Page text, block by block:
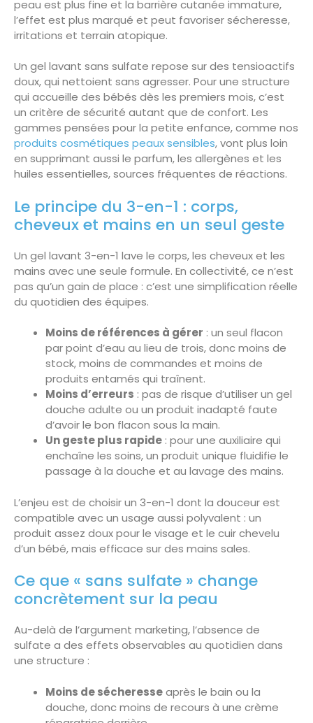
peau est plus fine et la barrière cutanée immature,
l’effet est plus marqué et peut favoriser sécheresse,
irritations et terrain atopique.
Un gel lavant sans sulfate repose sur des tensioactifs
doux, qui nettoient sans agresser. Pour une structure
qui accueille des bébés dès les premiers mois, c’est
un critère de sécurité autant que de confort. Les
gammes pensées pour la petite enfance, comme nos
produits cosmétiques peaux sensibles, vont plus loin
en supprimant aussi le parfum, les allergènes et les
huiles essentielles, sources fréquentes de réactions.
Le principe du 3-en-1 : corps,
cheveux et mains en un seul geste
Un gel lavant 3-en-1 lave le corps, les cheveux et les
mains avec une seule formule. En collectivité, ce n’est
pas qu’un gain de place : c’est une simplification réelle
du quotidien des équipes.
Moins de références à gérer : un seul flacon
par point d’eau au lieu de trois, donc moins de
stock, moins de commandes et moins de
produits entamés qui traînent.
Moins d’erreurs : pas de risque d’utiliser un gel
douche adulte ou un produit inadapté faute
d’avoir le bon flacon sous la main.
Un geste plus rapide : pour une auxiliaire qui
enchaîne les soins, un produit unique fluidifie le
passage à la douche et au lavage des mains.
L’enjeu est de choisir un 3-en-1 dont la douceur est
compatible avec un usage aussi polyvalent : un
produit assez doux pour le visage et le cuir chevelu
d’un bébé, mais efficace sur des mains sales.
Ce que « sans sulfate » change
concrètement sur la peau
Au-delà de l’argument marketing, l’absence de
sulfate a des effets observables au quotidien dans
une structure :
Moins de sécheresseaprès le bain ou la
douche, donc moins de recours à une crème